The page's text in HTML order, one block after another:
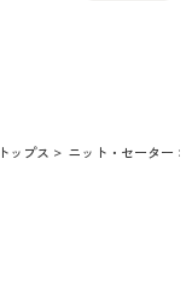
トップス ニット・セーター